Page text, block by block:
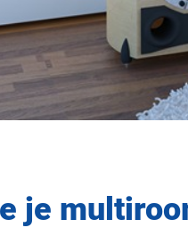
je